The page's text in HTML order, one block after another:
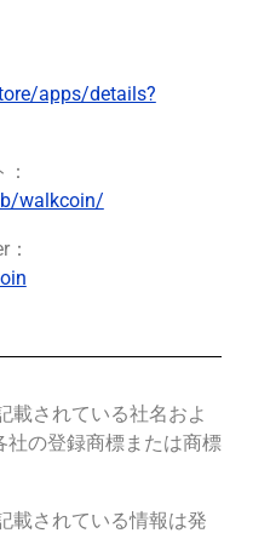
apps/details?
walkcoin/
載されている社名およ
の登録商標または商標
載されている情報は発